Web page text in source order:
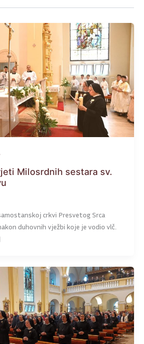
Milosrdnih sestara sv.
crkvi Presvetog Srca
duhovnih vježbi koje je vodio vlč.